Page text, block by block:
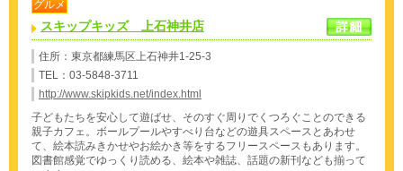
グルメ
スキップキッズ 上石神井店
住所：東京都練馬区上石神井1-25-3
TEL：03-5848-3711
http://www.skipkids.net/index.html
子どもたちを安心して遊ばせ、そのすぐ周りでくつろぐことのできる
親子カフェ。ボールプールやすべり台などの遊具スペースとあわせ
て、絵本読みきかせやお絵かき等をするフリースペースもあります。
図書館感覚でゆっくり読める、絵本や雑誌、話題の新刊なども揃って